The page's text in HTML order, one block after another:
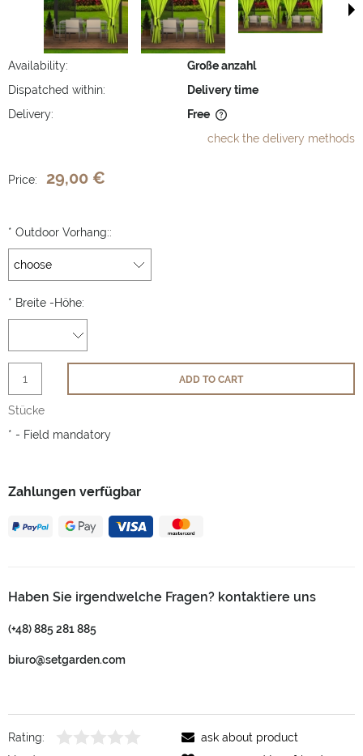
Availability:
Große anzahl
Dispatched within:
Delivery time
Delivery:
Free
check the delivery methods
Zahlungen verfügbar
Haben Sie irgendwelche Fragen? kontaktiere uns
(+48) 885 281 885
biuro@setgarden.com
Price: 29,00 €
* Outdoor Vorhang::
* Breite -Höhe:
Stücke
ADD TO CART
* - Field mandatory
Rating:
ask about product